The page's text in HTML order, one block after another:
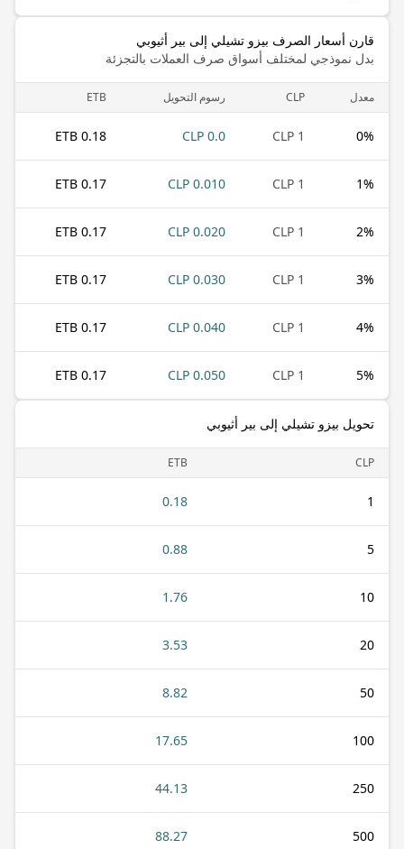
قارن أسعار الصرف بيزو تشيلي إلى بير أثيوبي
بدل نموذجي لمختلف أسواق صرف العملات بالتجزئة
معدل CLP رسوم التحويل ETB
0%
1 CLP
0.0 CLP
0.18 ETB
1%
1 CLP
0.010 CLP
0.17 ETB
2%
1 CLP
0.020 CLP
0.17 ETB
3%
1 CLP
0.030 CLP
0.17 ETB
4%
1 CLP
0.040 CLP
0.17 ETB
5%
1 CLP
0.050 CLP
0.17 ETB
تحويل بيزو تشيلي إلى بير أثيوبي
CLP
ETB
1
0.18
5
0.88
10
1.76
20
3.53
50
8.82
100
17.65
250
44.13
500
88.27